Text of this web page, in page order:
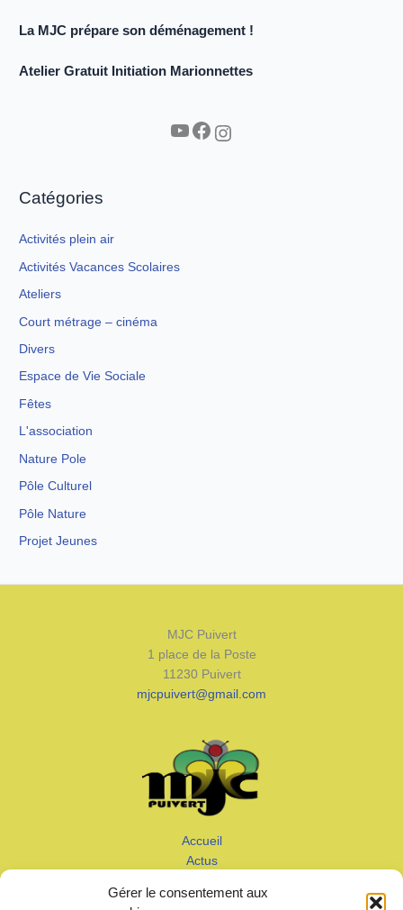
Gérer le consentement aux
La MJC prépare son déménagement !
Atelier Gratuit Initiation Marionnettes
YouTube Facebook Instagram
Catégories
Activités plein air
Activités Vacances Scolaires
Ateliers
Court métrage – cinéma
Divers
Espace de Vie Sociale
Fêtes
L'association
Nature Pole
Pôle Culturel
Pôle Nature
Projet Jeunes
MJC Puivert
1 place de la Poste
11230 Puivert
mjcpuivert@gmail.com
Accueil
Actus
Adhérer